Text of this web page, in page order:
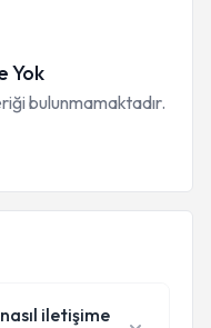
Yok
bulunmamaktadır.
iletişime